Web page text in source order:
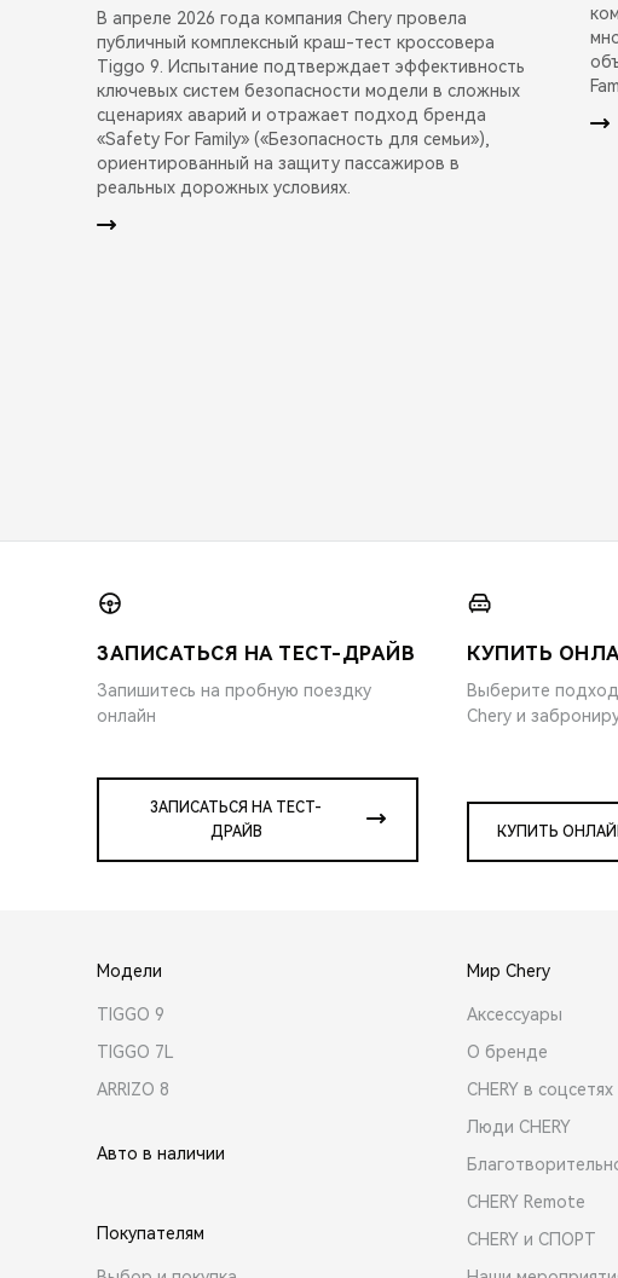
В апреле 2026 года компания Chery провела
публичный комплексный краш-тест кроссовера
Tiggo 9. Испытание подтверждает эффективность
ключевых систем безопасности модели в сложных
сценариях аварий и отражает подход бренда
«Safety For Family» («Безопасность для семьи»),
ориентированный на защиту пассажиров в
реальных дорожных условиях.
ЗАПИСАТЬСЯ НА ТЕСТ-ДРАЙВ
Запишитесь на пробную поездку
онлайн
ЗАПИСАТЬСЯ НА ТЕСТ-
ДРАЙВ
КУПИТЬ
Выберите
Chery и
КУПИТЬ
Модели
TIGGO 9
TIGGO 7L
ARRIZO 8
Авто в наличии
Покупателям
Мир Chery
Аксессуары
О бренде
CHERY в соцсетях
Люди CHERY
CHERY Remote
CHERY и СПОРТ